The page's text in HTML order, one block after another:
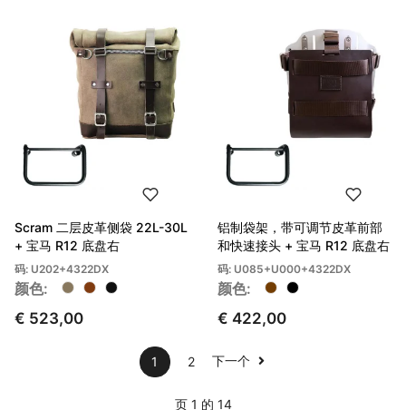
Scram 二层皮革侧袋 22L-30L
+ 宝马 R12 底盘右
码: U202+4322DX
颜色:
€ 523,00
铝制袋架，带可调节皮革前部
和快速接头 + 宝马 R12 底盘右
码: U085+U000+4322DX
颜色:
€ 422,00
1 2 下一个
页 1 的 14